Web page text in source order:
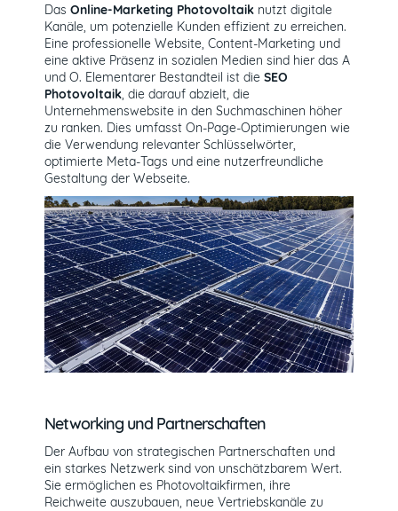
Das Online-Marketing Photovoltaik nutzt digitale
Kanäle, um potenzielle Kunden effizient zu erreichen.
Eine professionelle Website, Content-Marketing und
eine aktive Präsenz in sozialen Medien sind hier das A
und O. Elementarer Bestandteil ist die SEO
Photovoltaik, die darauf abzielt, die
Unternehmenswebsite in den Suchmaschinen höher
zu ranken. Dies umfasst On-Page-Optimierungen wie
die Verwendung relevanter Schlüsselwörter,
optimierte Meta-Tags und eine nutzerfreundliche
Gestaltung der Webseite.
Networking und Partnerschaften
Der Aufbau von strategischen Partnerschaften und
ein starkes Netzwerk sind von unschätzbarem Wert.
Sie ermöglichen es Photovoltaikfirmen, ihre
Reichweite auszubauen, neue Vertriebskanäle zu